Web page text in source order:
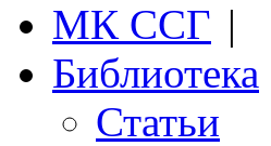
МК ССГ |
Библиотека
Статьи